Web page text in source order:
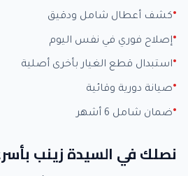
كشف أعطال شامل ودقيق
إصلاح فوري في نفس اليوم
استبدال قطع الغيار بأخرى أصلية
صيانة دورية وقائية
ضمان شامل 6 أشهر
نصلك في السيدة زينب